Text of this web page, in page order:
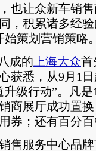
让众新车销售
，积累诸多经
始策划营销策略
成的 上海大众首
获悉，从9月1
级行动”。凡
商展厅成功置
券；还有百分
服务中心品牌